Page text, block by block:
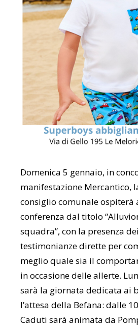
Domenica 5 gennaio, in
manifestazione Mercantico,
consiglio comunale ospiterà
conferenza dal titolo
squadra”, con la presenza
testimonianze dirette per
meglio quale sia il
in occasione delle allerte.
sarà la giornata dedicata ai
l’attesa della Befana: dalle
Caduti sarà animata da